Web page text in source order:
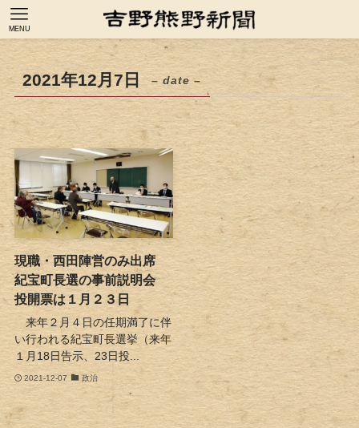
MENU
2021年12月7日 – date –
現職・西田陣営のみ出席
紀宝町長選の事前説明会
投開票は１月２３日
来年２月４日の任期満了に伴
い行われる紀宝町長選挙（来年
１月18日告示、23日投...
2021-12-07 政治